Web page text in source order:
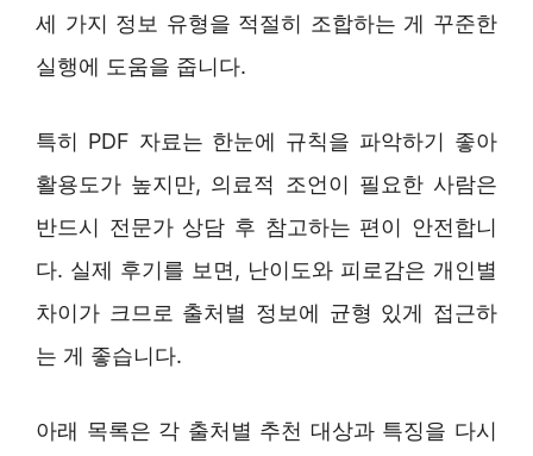
세 가지 정보 유형을 적절히 조합하는 게 꾸준한
실행에 도움을 줍니다.
특히 PDF 자료는 한눈에 규칙을 파악하기 좋아
활용도가 높지만, 의료적 조언이 필요한 사람은
반드시 전문가 상담 후 참고하는 편이 안전합니
다. 실제 후기를 보면, 난이도와 피로감은 개인별
차이가 크므로 출처별 정보에 균형 있게 접근하
는 게 좋습니다.
아래 목록은 각 출처별 추천 대상과 특징을 다시